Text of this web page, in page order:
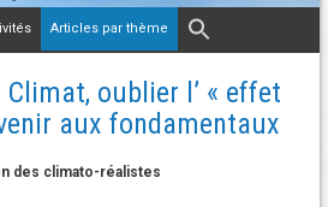
Articles par thème
oublier l’ « effet
aux fondamentaux
des climato-réalistes